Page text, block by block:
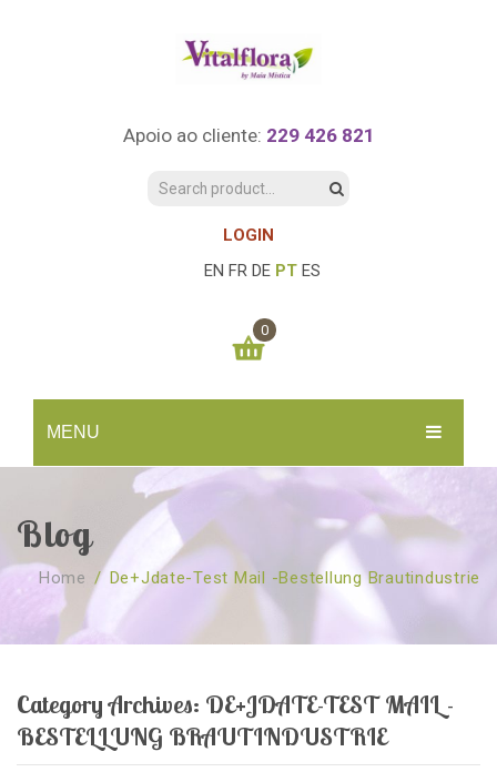
Apoio ao cliente: 229 426 821
LOGIN
EN FR DE PT ES
MENU
SOBRE NÓS
Quem Somos
Revenda
Faqs
CURSOS
Agenda
Florais St. Germain
O Fundamento
TESTE ONLINE
Florais Sant Germain
Barras de Access
SHOP
Florais St. Germain
CONTACTO
0
You have no items in your shopping cart
SUBTOTAL: 0.00€
Blog
Home / De+jdate-Test Mail -Bestellung Brautindustrie
Category Archives: DE+JDATE-TEST MAIL -
BESTELLUNG BRAUTINDUSTRIE